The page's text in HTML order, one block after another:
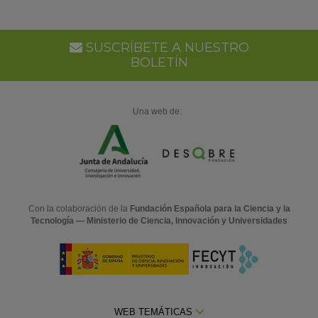
SUSCRÍBETE A NUESTRO
BOLETÍN
Una web de:
Con la colaboración de la Fundación Española para la Ciencia y la
Tecnología — Ministerio de Ciencia, Innovación y Universidades
WEB TEMÁTICAS